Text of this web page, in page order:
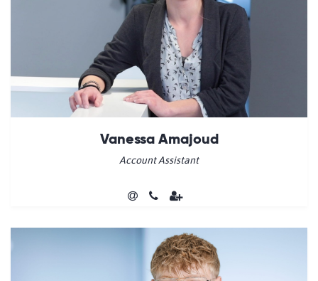
Vanessa Amajoud
Account Assistant